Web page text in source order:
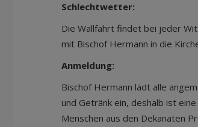
Schlechtwetter:
Die Wallfahrt findet bei jeder
mit Bischof Hermann in die
Anmeldung:
Bischof Hermann lädt alle
und Getränk ein, deshalb ist
Menschen aus den Dekanaten